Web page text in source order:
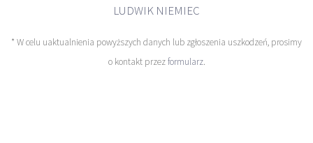
LUDWIK NIEMIEC
* W celu uaktualnienia powyższych danych lub zgłoszenia uszkodzeń, prosimy
o kontakt przezformularz.